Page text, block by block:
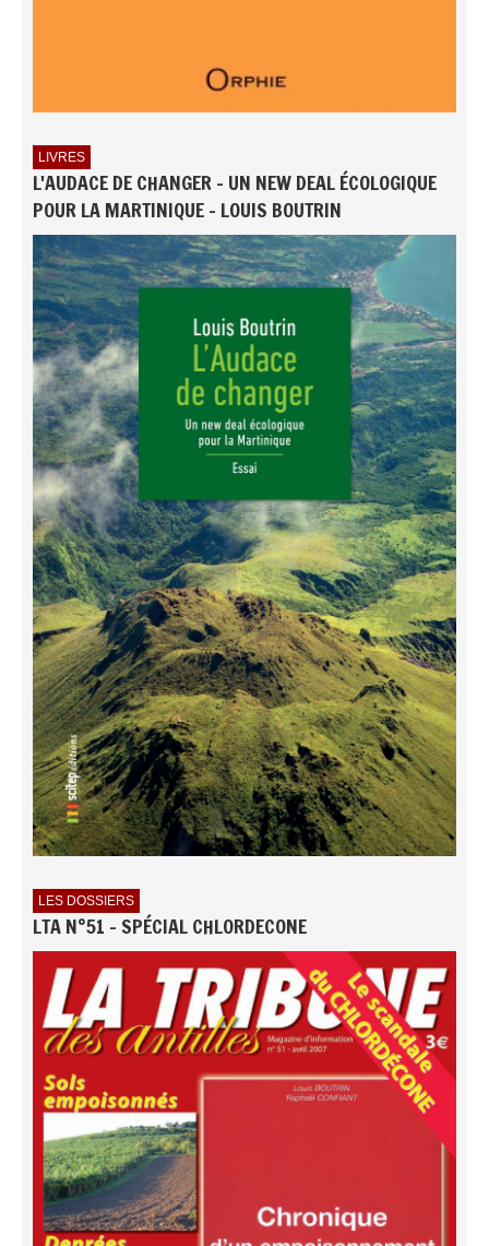
LIVRES
L'AUDACE DE CHANGER - UN NEW DEAL ÉCOLOGIQUE
POUR LA MARTINIQUE - LOUIS BOUTRIN
LES DOSSIERS
LTA N°51 - SPÉCIAL CHLORDECONE